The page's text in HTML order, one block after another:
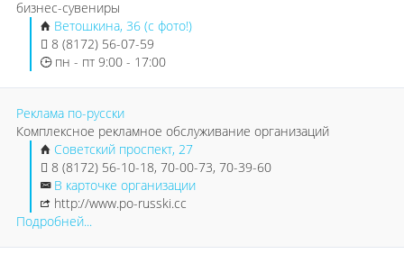
бизнес-сувениры
Ветошкина, 36 (с фото!)
8 (8172) 56-07-59
пн - пт 9:00 - 17:00
Реклама по-русски
Комплексное рекламное обслуживание организаций
Советский проспект, 27
8 (8172) 56-10-18, 70-00-73, 70-39-60
В карточке организации
http://www.po-russki.cc
Подробней...